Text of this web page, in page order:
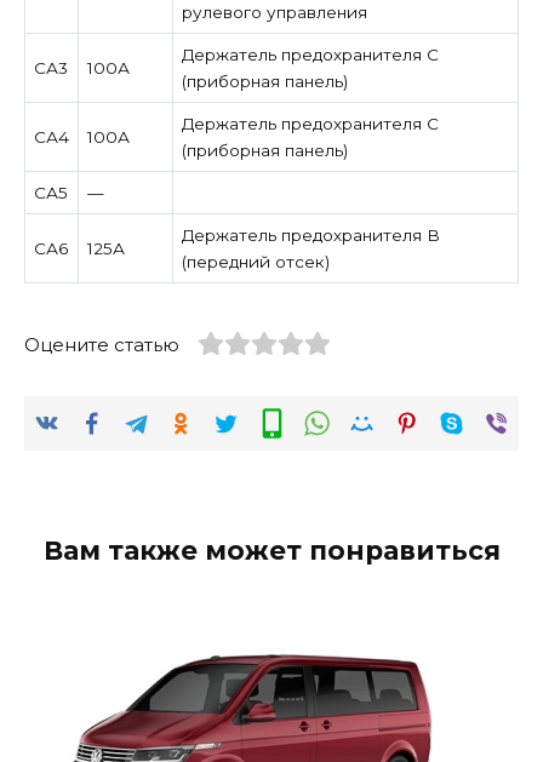
рулевого управления
СА3 100А
Держатель предохранителя C
(приборная панель)
СА4 100А
Держатель предохранителя C
(приборная панель)
СА5 —
СА6 125А
Держатель предохранителя B
(передний отсек)
Оцените статью
Вам также может понравиться